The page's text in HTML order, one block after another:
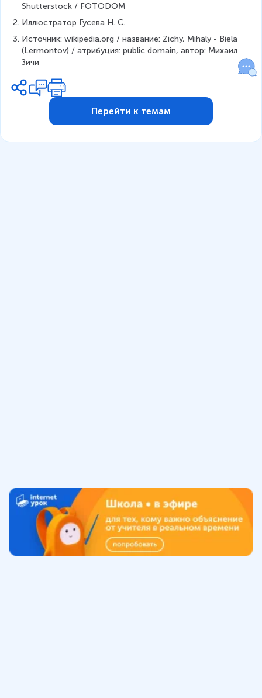
Shutterstock / FOTODOM
Иллюстратор Гусева Н. С.
Источник: wikipedia.org / название: Zichy, Mihaly - Biela
(Lermontov) / атрибуция: public domain, автор: Михаил
Зичи
Перейти к темам